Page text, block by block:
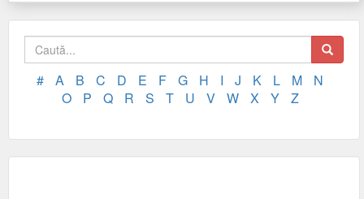
# A B C D E F G H I J K L M
N
O
P Q R S T U V W X Y Z